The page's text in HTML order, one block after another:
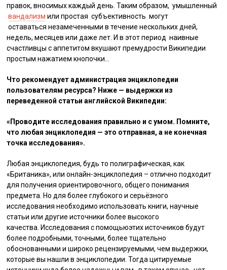
правок, вносимых каждый день. Таким образом, умышленный
вандализм или простая субъективность могут
оставаться незамеченными в течение нескольких дней,
недель, месяцев или даже лет. И в этот период наивные
счастливцы с аппетитом вкушают премудрости Википедии
простым нажатием кнопочки…
Что рекомендует администрация энциклопедии
пользователям ресурса? Ниже — выдержки из
переведенной статьи английской Википедии:
«Проводите исследования правильно и с умом. Помните,
что любая энциклопедия — это отправная, а не конечная
точка исследования».
Любая энциклопедия, будь то полиграфическая, как
«Британика», или онлайн-энциклопедия – отлично подходит
для получения ориентировочного, общего понимания
предмета. Но для более глубокого и серьёзного
исследования необходимо использовать книги, научные
статьи или другие источники более высокого
качества. Исследования с помощьюэтих источников будут
более подробными, точными, более тщательно
обоснованными и широко рецензируемыми, чем выдержки,
которые вы нашли в энциклопедии. Тогда цитируемые